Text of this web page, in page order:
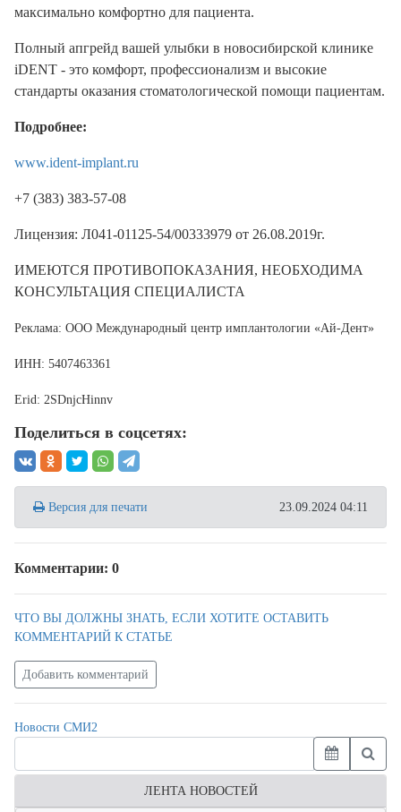
максимально комфортно для пациента.
Полный апгрейд вашей улыбки в новосибирской клинике
iDENT - это комфорт, профессионализм и высокие
стандарты оказания стоматологической помощи пациентам.
Подробнее:
www.ident-implant.ru
+7 (383) 383-57-08
Лицензия: Л041-01125-54/00333979 от ​​26.08.2019г.
ИМЕЮТСЯ ПРОТИВОПОКАЗАНИЯ, НЕОБХОДИМА
КОНСУЛЬТАЦИЯ СПЕЦИАЛИСТА
Реклама: ООО Международный центр имплантологии «Ай-Дент»
ИНН: 5407463361
Erid: 2SDnjcHinnv
Поделиться в соцсетях:
Версия для печати 23.09.2024 04:11
Комментарии: 0
ЧТО ВЫ ДОЛЖНЫ ЗНАТЬ, ЕСЛИ ХОТИТЕ ОСТАВИТЬ
КОММЕНТАРИЙ К СТАТЬЕ
Добавить комментарий
Новости СМИ2
ЛЕНТА НОВОСТЕЙ